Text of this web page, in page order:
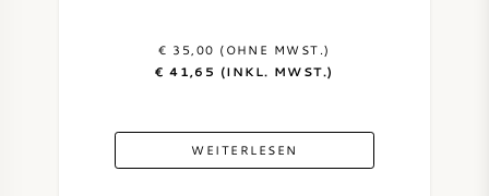
€ 35,00 (OHNE MWST.)
€ 41,65 (INKL. MWST.)
WEITERLESEN